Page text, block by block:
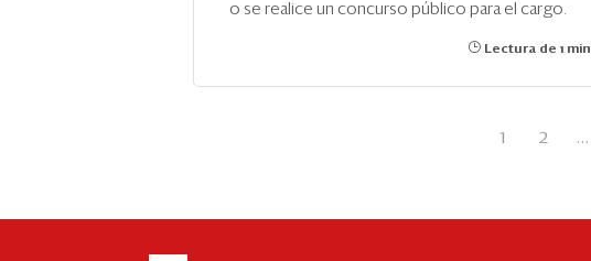
o se realice un concurso público para el cargo.
Lectura de 1 min
1 2 ...